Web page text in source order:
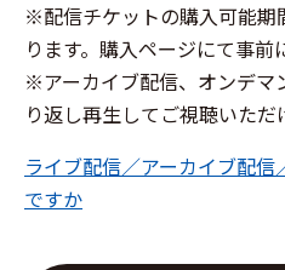
※配信チケットの購入可能期
ります。購入ページにて事前
※アーカイブ配信、オンデマ
り返し再生してご視聴いただ
ライブ配信／アーカイブ配
ですか